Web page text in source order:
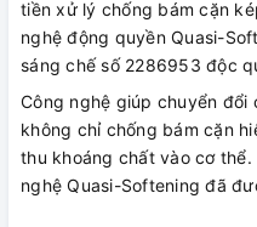
tiền xử lý chống bám cặn
nghệ động quyền Quasi-
sáng chế số 2286953 độc
Công nghệ giúp chuyển đổi
không chỉ chống bám cặn
thu khoáng chất vào cơ
nghệ Quasi-Softening đã